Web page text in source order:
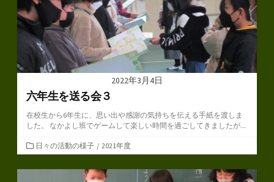
2022年3月4日
六年生を送る会３
在校生から6年生に、思い出や感謝の気持ちを伝える手紙を渡しま
した。 なかよし班でゲームして楽しい時間を過ごしてきましたが...
カ
テ
ゴ
日々の活動の様子 / 2021年度